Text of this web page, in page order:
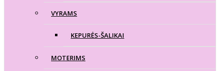
VYRAMS
KEPURĖS-ŠALIKAI
MOTERIMS